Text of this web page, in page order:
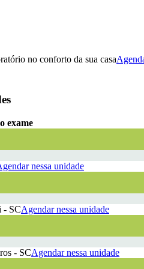
no conforto da sua casa
exame
nessa unidade
- SCAgendar nessa unidade
- SCAgendar nessa unidade